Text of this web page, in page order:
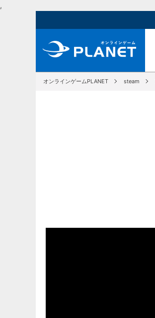
,
オンラインゲームPLANET steam